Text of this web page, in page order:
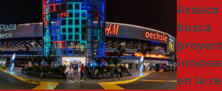
Arauco
busca
en la